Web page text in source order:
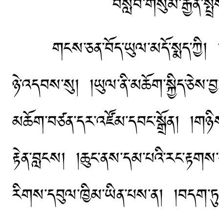
གངས་ཅན་བོད་ཡུལ་མདོ་སྨད་ཀྱི།
ཉེ་འདབས་སུ།
མཆོག་བཙན་དར་འཛོམ་དབང་སྒྲོན།
རྟེན་བླངས།
རིགས་དབུལ་ཁྱིམ་ཡིན་པས་ན།